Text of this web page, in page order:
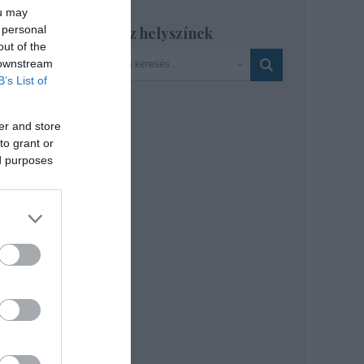
may
of the
List of
and store
grant or
purposes
Szinház helyszínek